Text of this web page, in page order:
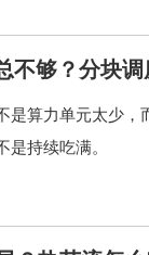
不够？分块
算力单元太少
持续吃满。